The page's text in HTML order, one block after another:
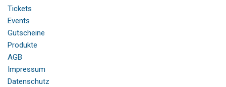
Tickets
Events
Gutscheine
Produkte
AGB
Impressum
Datenschutz